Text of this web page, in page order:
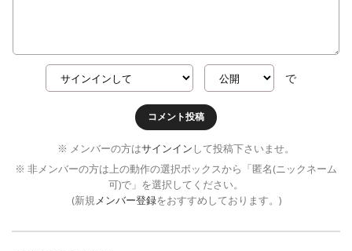
で
コメント投稿
※ メンバーの方はサインイン して投稿下さいませ。
※ 非メンバーの方は上の動作の選択ボックスから「匿名(ニックネーム
可)で」を選択してください。
(新規メンバー登録をおすすめしております。)